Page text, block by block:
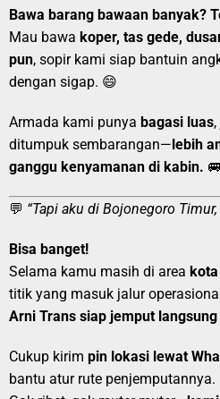
Bawa barang bawaan banyak?
Mau bawa koper, tas gede,
pun, sopir kami siap bantuin
dengan sigap. 😄
Armada kami punya bagasi luas
ditumpuk sembarangan—lebih
ganggu kenyamanan di kabin.
💬 “Tapi aku di Bojonegoro
Bisa banget!
Selama kamu masih di area
titik yang masuk jalur
Arni Trans siap jemput
Cukup kirim pin lokasi lewat
bantu atur rute penjemputannya.